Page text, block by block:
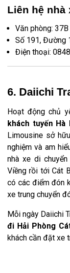
Liên hệ nhà
Văn phòng:
Số 191, Đường
Điện thoại:
6. Daiichi
Hoạt động chủ
khách tuyến Hà
Limousine sở
nghiệm và am
nhà xe di
Viềng rồi tới Cát
có các điểm đón
xe trung chuyển
Mỗi ngày Daiichi
đi Hải Phòng
khách cần đặt xe